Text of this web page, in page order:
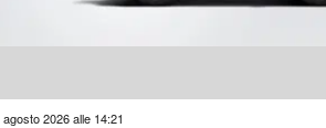
agosto 2026 alle 14:21